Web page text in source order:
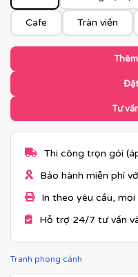
Cafe Tràn viền
Tư
Thi công trọn gói
Bảo hành miễn phí
In theo yêu cầu,
Hỗ trợ 24/7 tư vấn
Tranh phong cảnh